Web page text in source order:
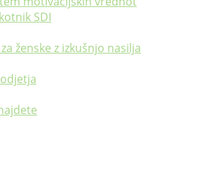
SDI
ženske z izkušnjo nasilja